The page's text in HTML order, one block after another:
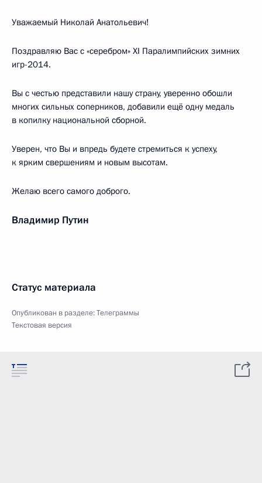
Уважаемый Николай Анатольевич!
Поздравляю Вас с «серебром» XI Паралимпийских зимних
игр-2014.
Вы с честью представили нашу страну, уверенно обошли
многих сильных соперников, добавили ещё одну медаль
в копилку национальной сборной.
Уверен, что Вы и впредь будете стремиться к успеху,
к ярким свершениям и новым высотам.
Желаю всего самого доброго.
Владимир Путин
Статус материала
Опубликован в разделе:Телеграммы
Текстовая версия